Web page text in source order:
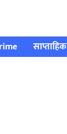
साप्ताहिक